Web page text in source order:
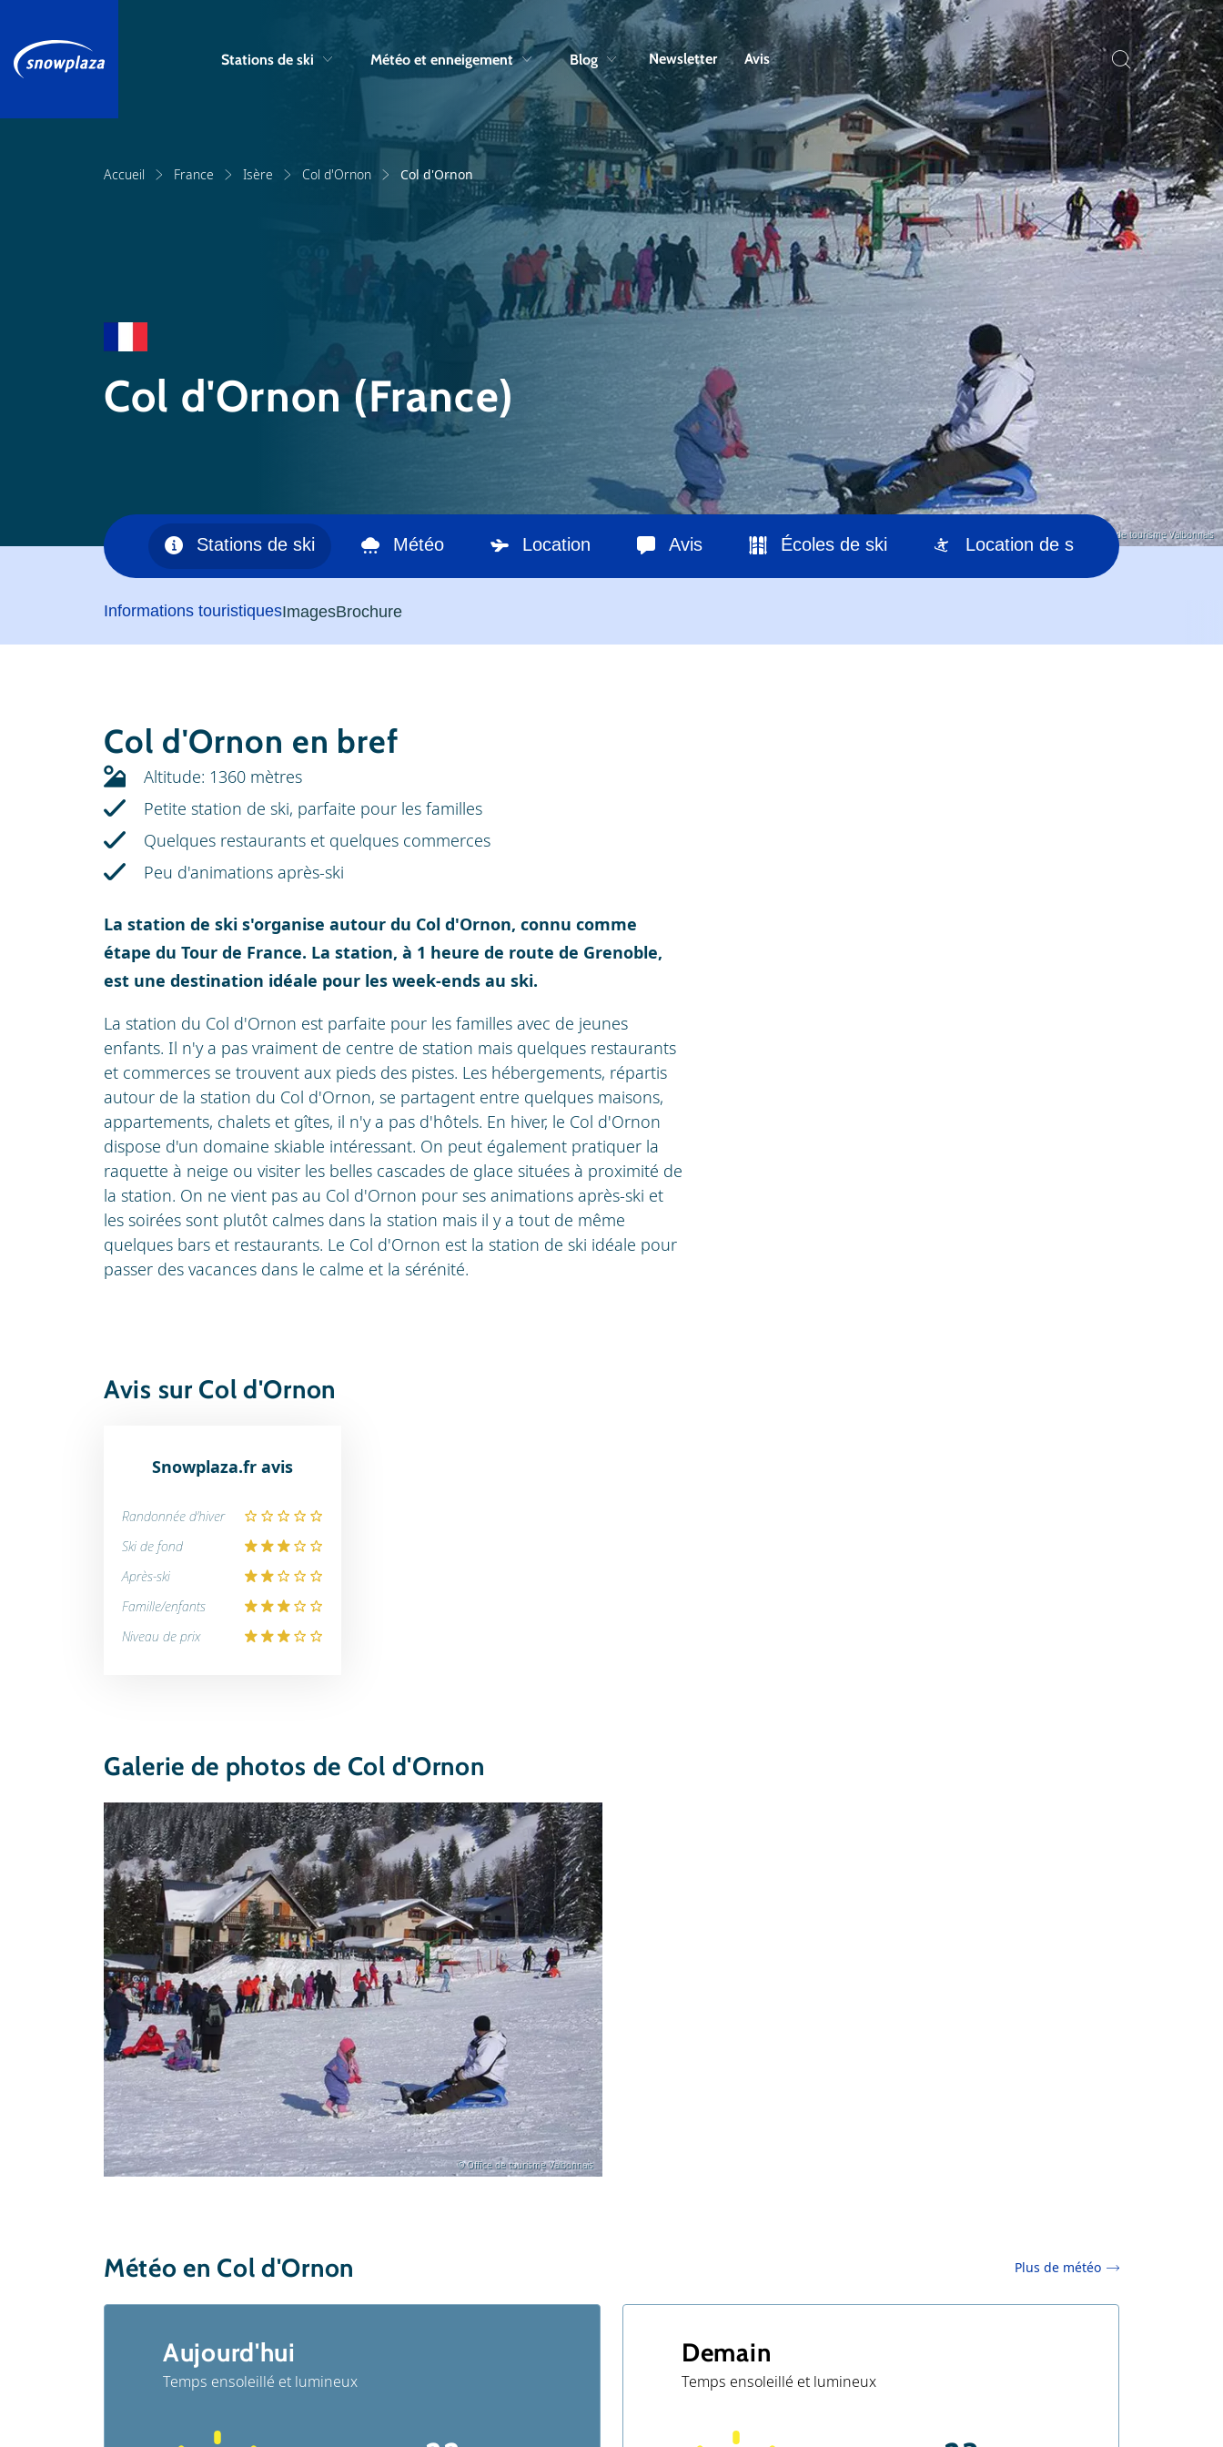
Skip to navigation
Skip to main content
Stations de ski Météo et enneigement Blog Newsletter Avis
© Office de tourisme Valbonnais
Accueil France Isère Col d'Ornon Col d'Ornon
Col d'Ornon (France)
skiable Stations de ski Météo Location Avis Écoles de ski Location de ski
Informations touristiquesImagesBrochure
Col d'Ornon en bref
Altitude: 1360 mètres
Petite station de ski, parfaite pour les familles
Quelques restaurants et quelques commerces
Peu d'animations après-ski
La station de ski s'organise autour du Col d'Ornon, connu comme
étape du Tour de France. La station, à 1 heure de route de Grenoble,
est une destination idéale pour les week-ends au ski.
La station du Col d'Ornon est parfaite pour les familles avec de jeunes
enfants. Il n'y a pas vraiment de centre de station mais quelques restaurants
et commerces se trouvent aux pieds des pistes. Les hébergements, répartis
autour de la station du Col d'Ornon, se partagent entre quelques maisons,
appartements, chalets et gîtes, il n'y a pas d'hôtels. En hiver, le Col d'Ornon
dispose d'un domaine skiable intéressant. On peut également pratiquer la
raquette à neige ou visiter les belles cascades de glace situées à proximité de
la station. On ne vient pas au Col d'Ornon pour ses animations après-ski et
les soirées sont plutôt calmes dans la station mais il y a tout de même
quelques bars et restaurants. Le Col d'Ornon est la station de ski idéale pour
passer des vacances dans le calme et la sérénité.
Avis sur Col d'Ornon
Snowplaza.fr avis
Randonnée d'hiver
Ski de fond
Après-ski
Famille/enfants
Niveau de prix
Galerie de photos de Col d'Ornon
© Office de tourisme Valbonnais
Météo en Col d'Ornon Plus de météo
Aujourd'hui
Temps ensoleillé et lumineux
Demain
Temps ensoleillé et lumineux